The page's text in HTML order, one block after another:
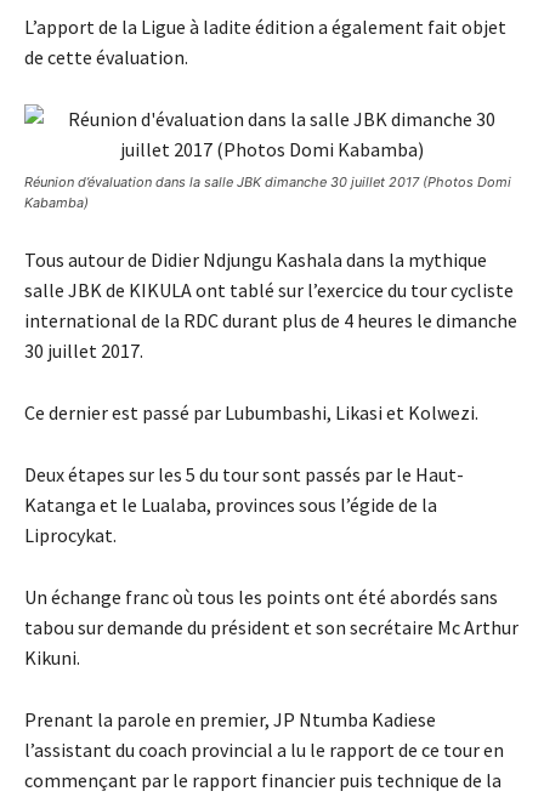
L’apport de la Ligue à ladite édition a également fait objet
de cette évaluation.
Réunion d’évaluation dans la salle JBK dimanche 30 juillet 2017 (Photos Domi
Kabamba)
Tous autour de Didier Ndjungu Kashala dans la mythique
salle JBK de KIKULA ont tablé sur l’exercice du tour cycliste
international de la RDC durant plus de 4 heures le dimanche
30 juillet 2017.
Ce dernier est passé par Lubumbashi, Likasi et Kolwezi.
Deux étapes sur les 5 du tour sont passés par le Haut-
Katanga et le Lualaba, provinces sous l’égide de la
Liprocykat.
Un échange franc où tous les points ont été abordés sans
tabou sur demande du président et son secrétaire Mc Arthur
Kikuni.
Prenant la parole en premier, JP Ntumba Kadiese
l’assistant du coach provincial a lu le rapport de ce tour en
commençant par le rapport financier puis technique de la